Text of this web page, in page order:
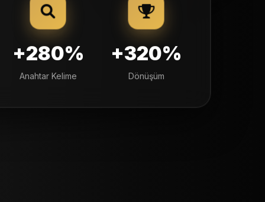
+280%
Anahtar Kelime
+320%
Dönüşüm